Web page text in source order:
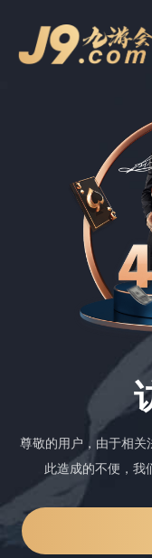
尊敬的用户，由于相关
此造成的不便，我